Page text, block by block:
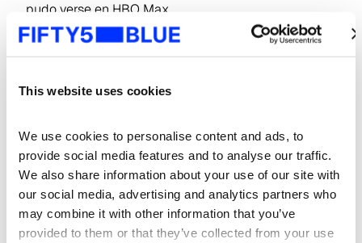
This website uses cookies
We use cookies to personalise content and ads, to
provide social media features and to analyse our traffic.
We also share information about your use of our site with
our social media, advertising and analytics partners who
may combine it with other information that you’ve
provided to them or that they’ve collected from your use
pudo verse en HBO Max.
Algunas de las otras series y películas con mayor
cantidad de vistas y potencial alcance de sus
Batch” (Disney+), “Andor” (Disney+), «SUGA: Road To
“Ted Lasso” (AppleTV+), “La maravillosa Sra. Maisel”
(Prime Video), “Stranger Things” (Netflix),
“Yellowjackets” (Paramount+), “Amén. Francisco
responde” (STAR+), “Palpito” (Netflix), “Juntas hasta la
muerte” (Prime Video).